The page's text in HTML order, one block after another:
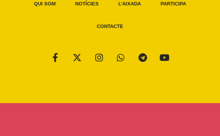
QUI SOM NOTÍCIES L’AIXADA PARTICIPA
CONTACTE